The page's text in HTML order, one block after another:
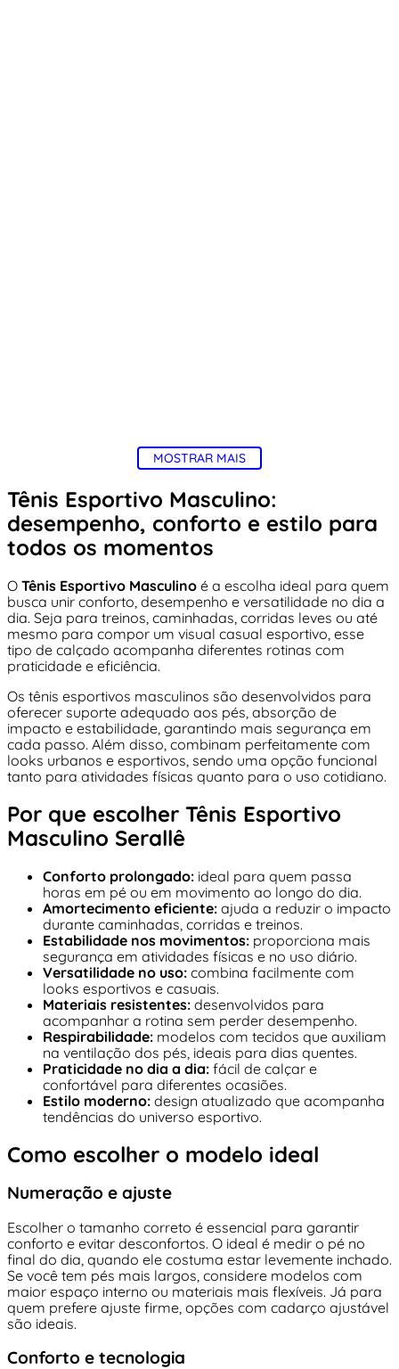
MOSTRAR MAIS
Tênis Esportivo Masculino:
desempenho, conforto e estilo para
todos os momentos
O Tênis Esportivo Masculino é a escolha ideal para quem
busca unir conforto, desempenho e versatilidade no dia a
dia. Seja para treinos, caminhadas, corridas leves ou até
mesmo para compor um visual casual esportivo, esse
tipo de calçado acompanha diferentes rotinas com
praticidade e eficiência.
Os tênis esportivos masculinos são desenvolvidos para
oferecer suporte adequado aos pés, absorção de
impacto e estabilidade, garantindo mais segurança em
cada passo. Além disso, combinam perfeitamente com
looks urbanos e esportivos, sendo uma opção funcional
tanto para atividades físicas quanto para o uso cotidiano.
Por que escolher Tênis Esportivo
Masculino Serallê
Conforto prolongado: ideal para quem passa
horas em pé ou em movimento ao longo do dia.
Amortecimento eficiente: ajuda a reduzir o impacto
durante caminhadas, corridas e treinos.
Estabilidade nos movimentos: proporciona mais
segurança em atividades físicas e no uso diário.
Versatilidade no uso: combina facilmente com
looks esportivos e casuais.
Materiais resistentes: desenvolvidos para
acompanhar a rotina sem perder desempenho.
Respirabilidade: modelos com tecidos que auxiliam
na ventilação dos pés, ideais para dias quentes.
Praticidade no dia a dia: fácil de calçar e
confortável para diferentes ocasiões.
Estilo moderno: design atualizado que acompanha
tendências do universo esportivo.
Como escolher o modelo ideal
Numeração e ajuste
Escolher o tamanho correto é essencial para garantir
conforto e evitar desconfortos. O ideal é medir o pé no
final do dia, quando ele costuma estar levemente inchado.
Se você tem pés mais largos, considere modelos com
maior espaço interno ou materiais mais flexíveis. Já para
quem prefere ajuste firme, opções com cadarço ajustável
são ideais.
Conforto e tecnologia